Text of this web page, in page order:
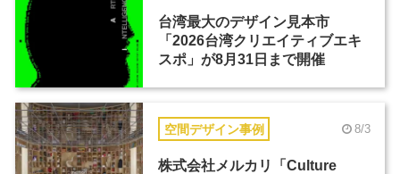
台湾最大のデザイン見本市
「2026台湾クリエイティブエキ
スポ」が8月31日まで開催
空間デザイン事例 8/3
株式会社メルカリ「Culture